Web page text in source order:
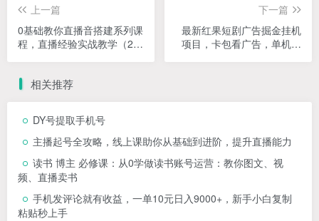
上一篇
0基础教你直播音搭建系列课
程，​直播经验实战教学（22
下一篇
最新红果短剧广告掘金挂机
项目，卡包看广告，单机一
相关推荐
DY号提取手机号
主播起号全攻略，线上课助你从基础到进阶，提升直播能力
读书 博主 必修课：从0学做读书账号运营：教你图文、视
频、直播卖书
手机发评论就有收益，一单10元日入9000+，新手小白复制
粘贴秒上手